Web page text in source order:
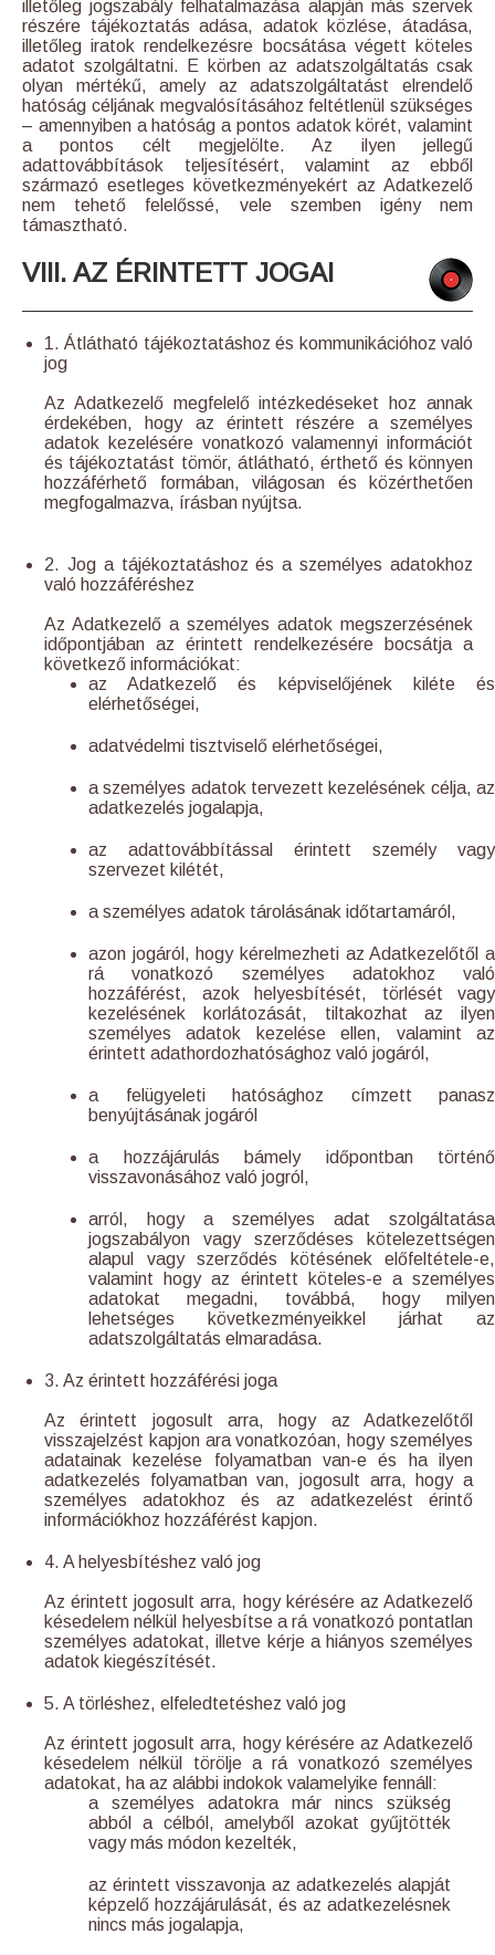
illetőleg jogszabály felhatalmazása alapján más szervek
részére tájékoztatás adása, adatok közlése, átadása,
illetőleg iratok rendelkezésre bocsátása végett köteles
adatot szolgáltatni. E körben az adatszolgáltatás csak
olyan mértékű, amely az adatszolgáltatást elrendelő
hatóság céljának megvalósításához feltétlenül szükséges
– amennyiben a hatóság a pontos adatok körét, valamint
a pontos célt megjelölte. Az ilyen jellegű
adattovábbítások teljesítésért, valamint az ebből
származó esetleges következményekért az Adatkezelő
nem tehető felelőssé, vele szemben igény nem
támasztható.
VIII. AZ ÉRINTETT JOGAI
1. Átlátható tájékoztatáshoz és kommunikációhoz való
jog
Az Adatkezelő megfelelő intézkedéseket hoz annak
érdekében, hogy az érintett részére a személyes
adatok kezelésére vonatkozó valamennyi információt
és tájékoztatást tömör, átlátható, érthető és könnyen
hozzáférhető formában, világosan és közérthetően
megfogalmazva, írásban nyújtsa.
2. Jog a tájékoztatáshoz és a személyes adatokhoz
való hozzáféréshez
Az Adatkezelő a személyes adatok megszerzésének
időpontjában az érintett rendelkezésére bocsátja a
következő információkat:
az Adatkezelő és képviselőjének kiléte és
elérhetőségei,
adatvédelmi tisztviselő elérhetőségei,
a személyes adatok tervezett kezelésének célja, az
adatkezelés jogalapja,
az adattovábbítással érintett személy vagy
szervezet kilétét,
a személyes adatok tárolásának időtartamáról,
azon jogáról, hogy kérelmezheti az Adatkezelőtől a
rá vonatkozó személyes adatokhoz való
hozzáférést, azok helyesbítését, törlését vagy
kezelésének korlátozását, tiltakozhat az ilyen
személyes adatok kezelése ellen, valamint az
érintett adathordozhatósághoz való jogáról,
a felügyeleti hatósághoz címzett panasz
benyújtásának jogáról
a hozzájárulás bámely időpontban történő
visszavonásához való jogról,
arról, hogy a személyes adat szolgáltatása
jogszabályon vagy szerződéses kötelezettségen
alapul vagy szerződés kötésének előfeltétele-e,
valamint hogy az érintett köteles-e a személyes
adatokat megadni, továbbá, hogy milyen
lehetséges következményeikkel járhat az
adatszolgáltatás elmaradása.
3. Az érintett hozzáférési joga
Az érintett jogosult arra, hogy az Adatkezelőtől
visszajelzést kapjon ara vonatkozóan, hogy személyes
adatainak kezelése folyamatban van-e és ha ilyen
adatkezelés folyamatban van, jogosult arra, hogy a
személyes adatokhoz és az adatkezelést érintő
információkhoz hozzáférést kapjon.
4. A helyesbítéshez való jog
Az érintett jogosult arra, hogy kérésére az Adatkezelő
késedelem nélkül helyesbítse a rá vonatkozó pontatlan
személyes adatokat, illetve kérje a hiányos személyes
adatok kiegészítését.
5. A törléshez, elfeledtetéshez való jog
Az érintett jogosult arra, hogy kérésére az Adatkezelő
késedelem nélkül törölje a rá vonatkozó személyes
adatokat, ha az alábbi indokok valamelyike fennáll:
a személyes adatokra már nincs szükség
abból a célból, amelyből azokat gyűjtötték
vagy más módon kezelték,
az érintett visszavonja az adatkezelés alapját
képzelő hozzájárulását, és az adatkezelésnek
nincs más jogalapja,